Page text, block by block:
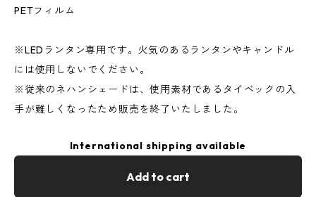
PETフィルム
※LEDランタン専用です。火気のあるランタンやキャンドル
には使用しないでください。
※従来のネハンシェードは、使用素材であるタイベックの入
手が難しくなったため販売を終了いたしました。
International shipping available
Add to cart